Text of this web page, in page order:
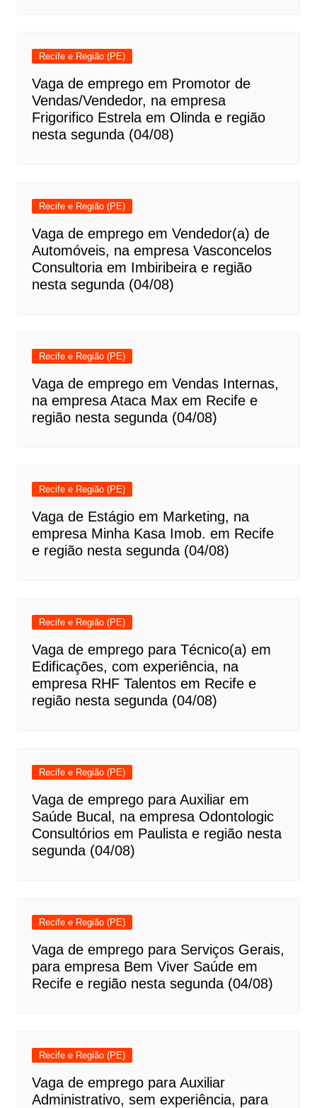
Recife e Região (PE)
Vaga de emprego em Promotor de
Vendas/Vendedor, na empresa
Frigorifico Estrela em Olinda e região
nesta segunda (04/08)
Recife e Região (PE)
Vaga de emprego em Vendedor(a) de
Automóveis, na empresa Vasconcelos
Consultoria em Imbiribeira e região
nesta segunda (04/08)
Recife e Região (PE)
Vaga de emprego em Vendas Internas,
na empresa Ataca Max em Recife e
região nesta segunda (04/08)
Recife e Região (PE)
Vaga de Estágio em Marketing, na
empresa Minha Kasa Imob. em Recife
e região nesta segunda (04/08)
Recife e Região (PE)
Vaga de emprego para Técnico(a) em
Edificações, com experiência, na
empresa RHF Talentos em Recife e
região nesta segunda (04/08)
Recife e Região (PE)
Vaga de emprego para Auxiliar em
Saúde Bucal, na empresa Odontologic
Consultórios em Paulista e região nesta
segunda (04/08)
Recife e Região (PE)
Vaga de emprego para Serviços Gerais,
para empresa Bem Viver Saúde em
Recife e região nesta segunda (04/08)
Recife e Região (PE)
Vaga de emprego para Auxiliar
Administrativo, sem experiência, para